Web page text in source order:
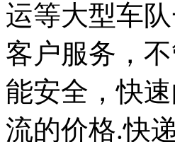
运等大型车
客户服务，
能安全，快
流的价格.快